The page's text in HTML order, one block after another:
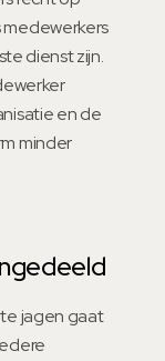
dienst zijn.
en de
minder
jagen gaat